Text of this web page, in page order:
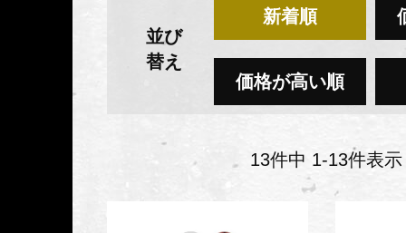
並び
替え
新着順
価格が高い順
13件中 1-13件表示